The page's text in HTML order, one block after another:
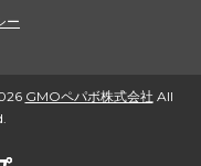
ー
GMOペパボ株式会社 All